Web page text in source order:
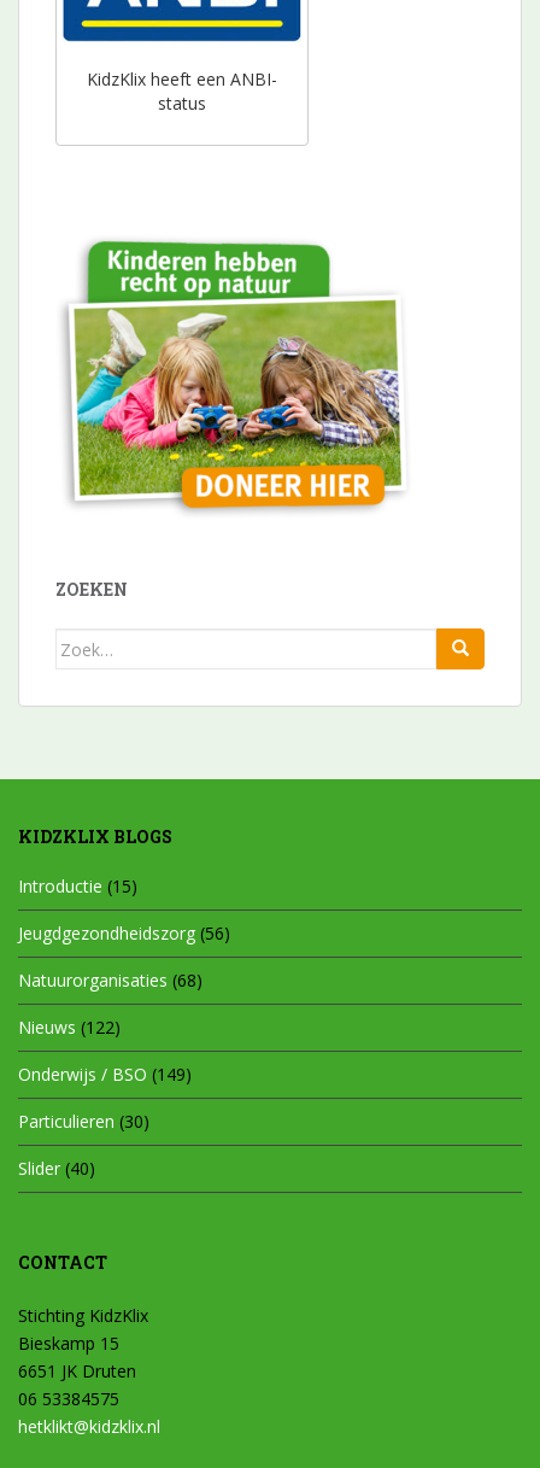
KidzKlix heeft een ANBI-
status
ZOEKEN
Zoek
KIDZKLIX BLOGS
Introductie (15)
Jeugdgezondheidszorg (56)
Natuurorganisaties (68)
Nieuws (122)
Onderwijs / BSO (149)
Particulieren (30)
Slider (40)
CONTACT
Stichting KidzKlix
Bieskamp 15
6651 JK Druten
06 53384575
hetklikt@kidzklix.nl